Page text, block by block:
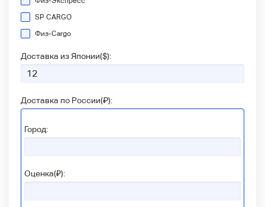
SP CARGO
Физ-Сargo
Доставка из Японии($):
Доставка по России(₽):
Город:
Оценка(₽):